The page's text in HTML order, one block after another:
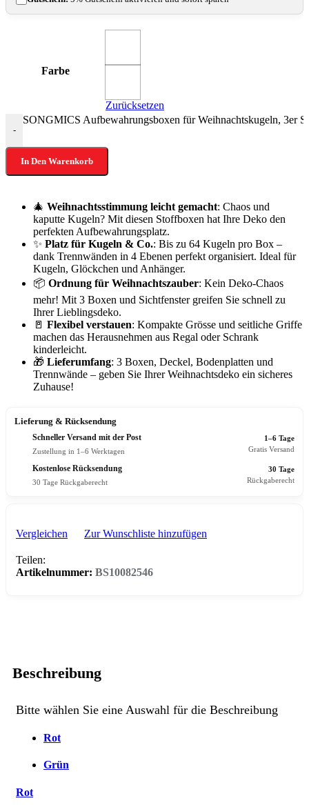
Farbe
Zurücksetzen
-
SONGMICS Aufbewahrungsboxen für Weihnachtskugeln, 3er
In Den Warenkorb
🎄 Weihnachtsstimmung leicht gemacht: Chaos und
kaputte Kugeln? Mit diesen Stoffboxen hat Ihre Deko den
perfekten Aufbewahrungsplatz.
✨ Platz für Kugeln & Co.: Bis zu 64 Kugeln pro Box –
dank Trennwänden in 4 Ebenen perfekt organisiert. Ideal für
Kugeln, Glöckchen und Anhänger.
📦 Ordnung für Weihnachtszauber: Kein Deko-Chaos
mehr! Mit 3 Boxen und Sichtfenster greifen Sie schnell zu
Ihrer Lieblingsdeko.
🚪 Flexibel verstauen: Kompakte Grösse und seitliche Griffe
machen das Herausnehmen aus Regal oder Schrank
kinderleicht.
🎁 Lieferumfang: 3 Boxen, Deckel, Bodenplatten und
Trennwände – geben Sie Ihrer Weihnachtsdeko ein sicheres
Zuhause!
Lieferung & Rücksendung
Schneller Versand mit der Post
Zustellung in 1–6 Werktagen
1–6 Tage
Gratis Versand
Kostenlose Rücksendung
30 Tage Rückgaberecht
30 Tage
Rückgaberecht
Vergleichen Zur Wunschliste hinzufügen
Teilen:
Artikelnummer: BS10082546
Beschreibung
Bitte wählen Sie eine Auswahl für die Beschreibung
Rot
Grün
Rot